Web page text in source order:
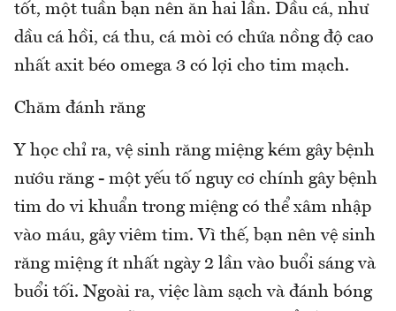
tốt, một tuần bạn nên ăn hai lần. Dầu cá, như
dầu cá hồi, cá thu, cá mòi có chứa nồng độ cao
nhất axit béo omega 3 có lợi cho tim mạch.
Chăm đánh răng
Y học chỉ ra, vệ sinh răng miệng kém gây bệnh
nướu răng - một yếu tố nguy cơ chính gây bệnh
tim do vi khuẩn trong miệng có thể xâm nhập
vào máu, gây viêm tim. Vì thế, bạn nên vệ sinh
răng miệng ít nhất ngày 2 lần vào buổi sáng và
buổi tối. Ngoài ra, việc làm sạch và đánh bóng